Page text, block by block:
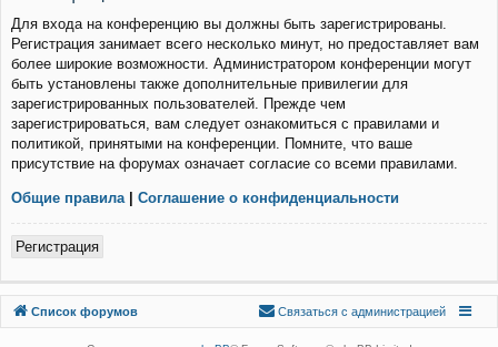
Для входа на конференцию вы должны быть зарегистрированы.
Регистрация занимает всего несколько минут, но предоставляет вам
более широкие возможности. Администратором конференции могут
быть установлены также дополнительные привилегии для
зарегистрированных пользователей. Прежде чем
зарегистрироваться, вам следует ознакомиться с правилами и
политикой, принятыми на конференции. Помните, что ваше
присутствие на форумах означает согласие со всеми правилами.
Общие правила | Соглашение о конфиденциальности
Регистрация
Список форумов
Связаться с
Связаться с администрацией